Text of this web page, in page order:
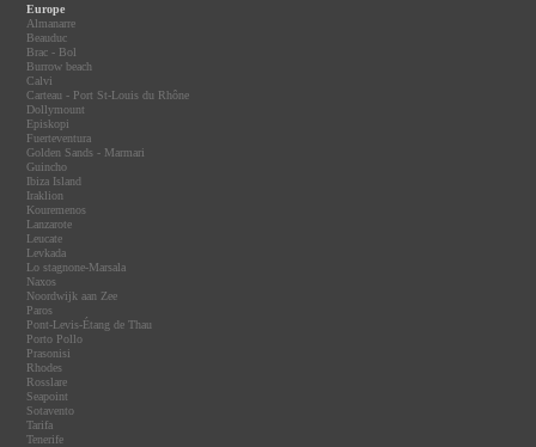
Europe
Almanarre
Beauduc
Brac - Bol
Burrow beach
Calvi
Carteau - Port St-Louis du Rhône
Dollymount
Episkopi
Fuerteventura
Golden Sands - Marmari
Guincho
Ibiza Island
Iraklion
Kouremenos
Lanzarote
Leucate
Levkada
Lo stagnone-Marsala
Naxos
Noordwijk aan Zee
Paros
Pont-Levis-Étang de Thau
Porto Pollo
Prasonisi
Rhodes
Rosslare
Seapoint
Sotavento
Tarifa
Tenerife